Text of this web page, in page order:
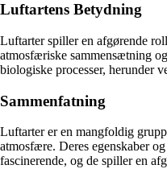
Luftartens Betydning
Luftarter spiller en afgørende
atmosfæriske sammensætning
biologiske processer, herunder
Sammenfatning
Luftarter er en mangfoldig
atmosfære. Deres egenskaber
fascinerende, og de spiller en